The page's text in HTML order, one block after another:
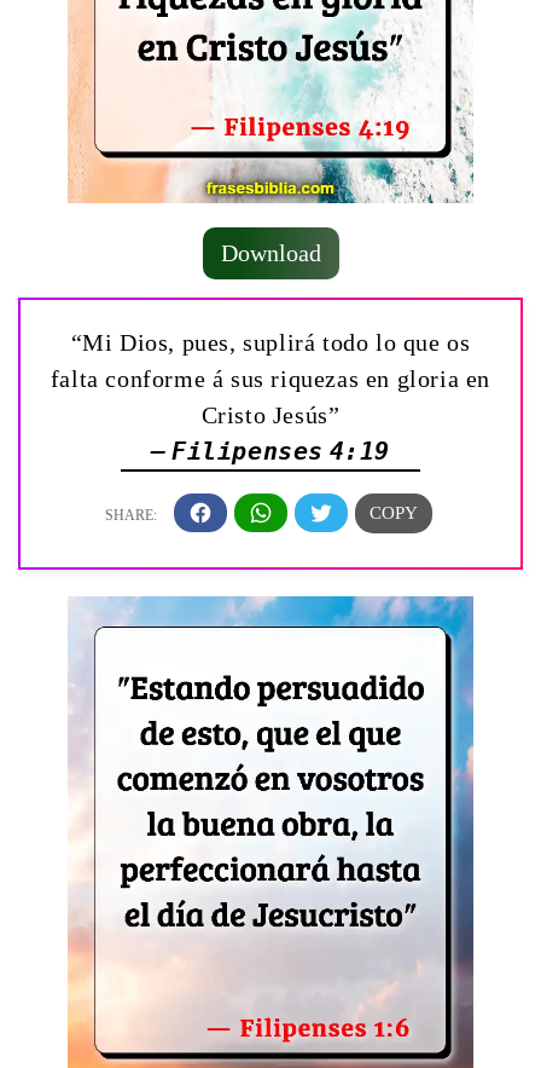
Download
“Mi Dios, pues, suplirá todo lo que os
falta conforme á sus riquezas en gloria en
Cristo Jesús”
— Filipenses 4:19